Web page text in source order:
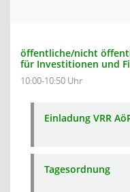
öffentliche/nicht
für Investitionen und
10:00-10:50 Uhr
Einladung VRR
Tagesordnung